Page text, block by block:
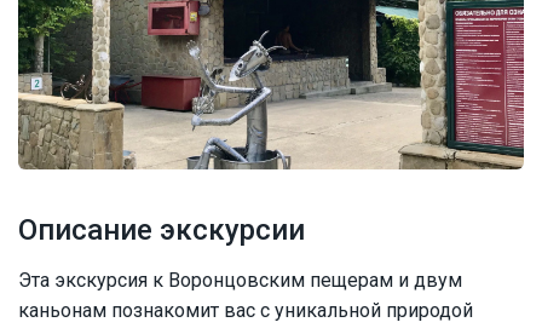
Описание экскурсии
Эта экскурсия к Воронцовским пещерам и двум
каньонам познакомит вас с уникальной природой